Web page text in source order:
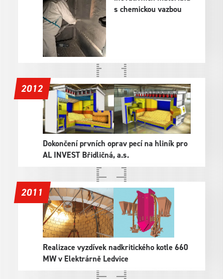
s chemickou vazbou
2012
Dokončení prvních oprav pecí na hliník pro
AL INVEST Břidličná, a.s.
2011
Realizace vyzdívek nadkritického kotle 660
MW v Elektrárně Ledvice